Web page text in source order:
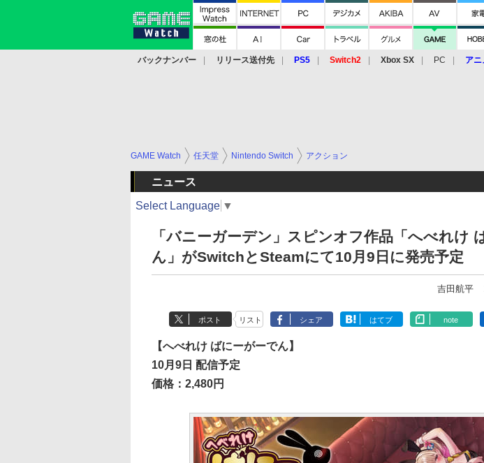
バックナンバー リリース送付先 PS5 Switch2 Xbox SX PC アニ
GAME Watch 任天堂 Nintendo Switch アクション
ニュース
Select Language ▼
「バニーガーデン」スピンオフ作品「へべれけ
ん」がSwitchとSteamにて10月9日に発売予定
吉田航平
ポスト リスト シェア はてブ note
【へべれけ ばにーがーでん】
10月9日 配信予定
価格：2,480円